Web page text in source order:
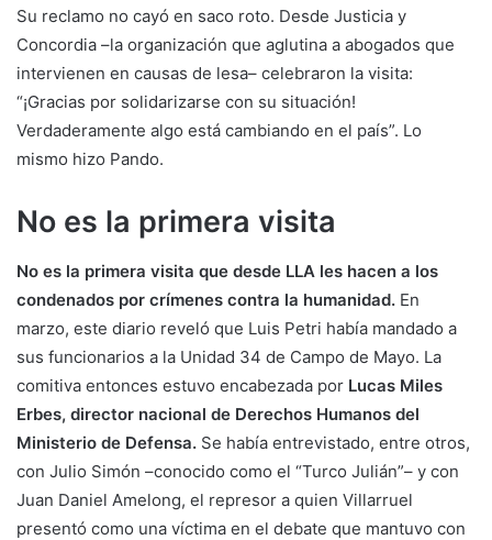
Su reclamo no cayó en saco roto. Desde Justicia y
Concordia –la organización que aglutina a abogados que
intervienen en causas de lesa– celebraron la visita:
“¡Gracias por solidarizarse con su situación!
Verdaderamente algo está cambiando en el país”. Lo
mismo hizo Pando.
No es la primera visita
No es la primera visita que desde LLA les hacen a los
condenados por crímenes contra la humanidad. En
marzo, este diario reveló que Luis Petri había mandado a
sus funcionarios a la Unidad 34 de Campo de Mayo. La
comitiva entonces estuvo encabezada por Lucas Miles
Erbes, director nacional de Derechos Humanos del
Ministerio de Defensa. Se había entrevistado, entre otros,
con Julio Simón –conocido como el “Turco Julián”– y con
Juan Daniel Amelong, el represor a quien Villarruel
presentó como una víctima en el debate que mantuvo con